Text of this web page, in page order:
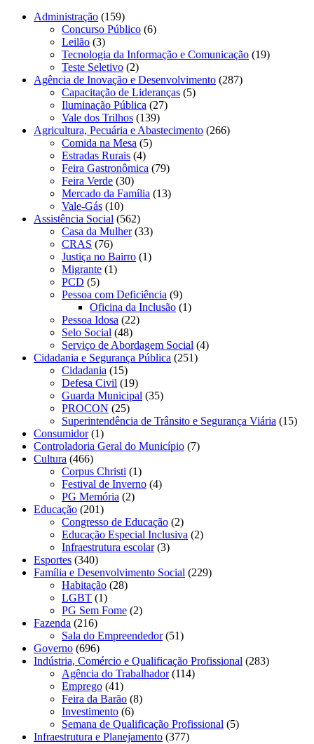
Administração (159)
Concurso Público (6)
Leilão (3)
Tecnologia da Informação e Comunicação (19)
Teste Seletivo (2)
Agência de Inovação e Desenvolvimento (287)
Capacitação de Lideranças (5)
Iluminação Pública (27)
Vale dos Trilhos (139)
Agricultura, Pecuária e Abastecimento (266)
Comida na Mesa (5)
Estradas Rurais (4)
Feira Gastronômica (79)
Feira Verde (30)
Mercado da Família (13)
Vale-Gás (10)
Assistência Social (562)
Casa da Mulher(33)
CRAS (76)
Justiça no Bairro (1)
Migrante (1)
PCD (5)
Pessoa com Deficiência (9)
Oficina da Inclusão (1)
Pessoa Idosa (22)
Selo Social (48)
Serviço de Abordagem Social (4)
Cidadania e Segurança Pública (251)
Cidadania (15)
Defesa Civil (19)
Guarda Municipal (35)
PROCON (25)
Superintendência de Trânsito e Segurança Viária (15)
Consumidor(1)
Controladoria Geral do Município (7)
Cultura (466)
Corpus Christi (1)
Festival de Inverno (4)
PG Memória (2)
Educação (201)
Congresso de Educação (2)
Educação Especial Inclusiva (2)
Infraestrutura escolar(3)
Esportes (340)
Família e Desenvolvimento Social (229)
Habitação (28)
LGBT (1)
PG Sem Fome (2)
Fazenda (216)
Sala do Empreendedor(51)
Governo (696)
Indústria, Comércio e Qualificação Profissional (283)
Agência do Trabalhador(114)
Emprego (41)
Feira da Barão (8)
Investimento (6)
Semana de Qualificação Profissional (5)
Infraestrutura e Planejamento (377)